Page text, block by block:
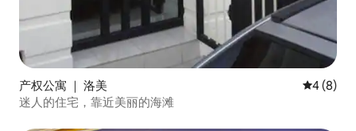
产权公寓 ｜ 洛美 平均评分
4 (8)
迷人的住宅，靠近美丽的海滩